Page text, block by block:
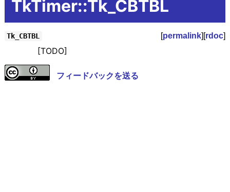
TkTimer::Tk_CBTBL
Tk_CBTBL [permalink][rdoc]
[TODO]
フィードバックを送る